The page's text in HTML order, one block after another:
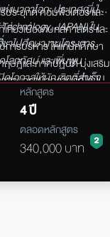
ประยุกต์คอมพิวเตอร์และ
กี่ยวเนื่องกับกลศาสตร์และ
การบริหารให้แก่นักศึกษา
ฤษฎีและภาคปฏิบัติมุ่งเสริม
สามารถนำความรู้ที่ได้ไป
สิทธิภาพบนพื้นฐานของ
รรยาบรรณตามหลัก
วกรรมไฟฟ้าและพลังงาน
นการณ์ของโลกและสังคม
คุณลักษณะพึงประสงค์ของ
งนากาโอกะ ประเทศญี่ปุ่น”
JAPAN) ใน
าไปศึกษางานโครงการ
โลกทัศน์ และเพิ่มพูน
โอกาสให้บัณฑิตที่สำเร็จ
ดับปริญญาโทและเอกโดย
หลักสูตร
4 ปี
ตลอดหลักสูตร
340,000 บาท